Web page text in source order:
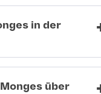
in der
über